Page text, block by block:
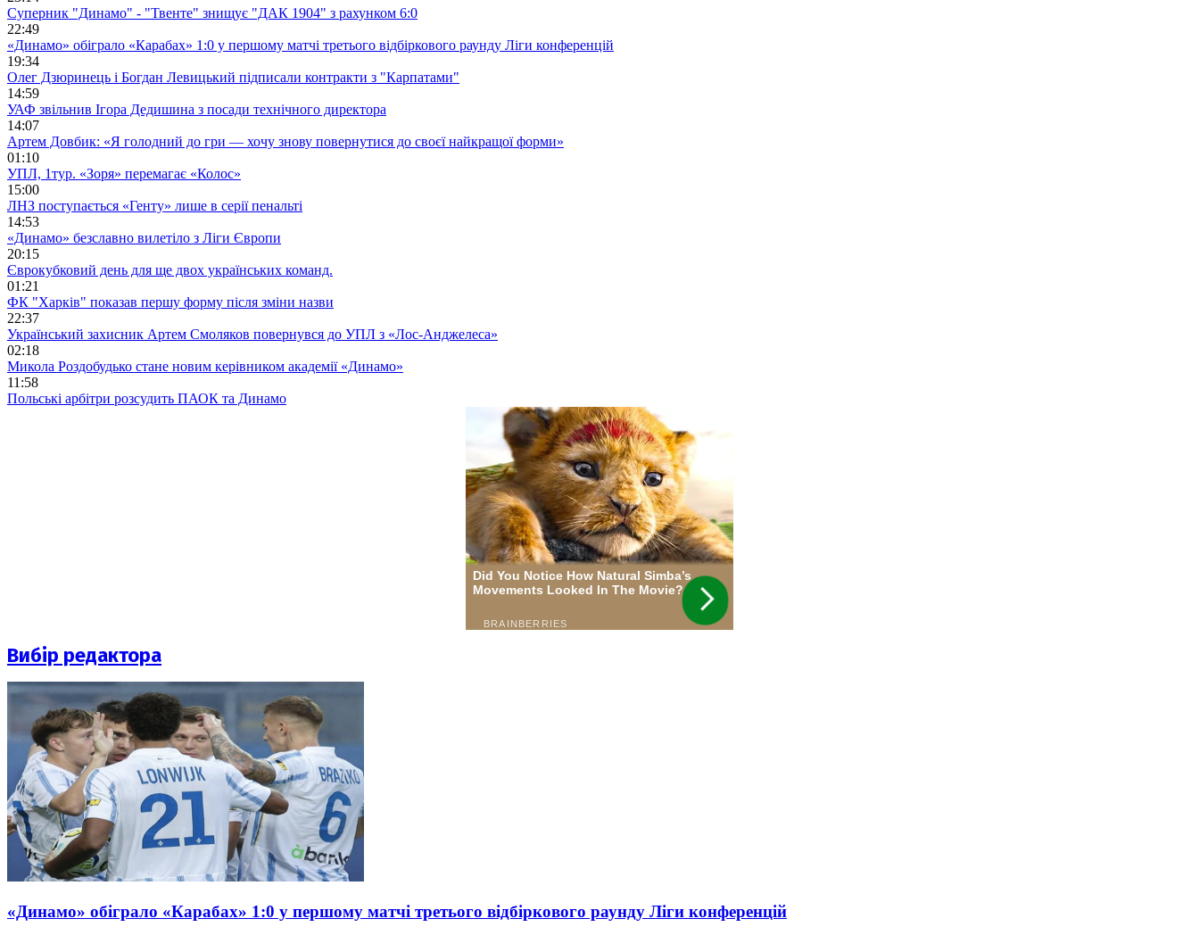
Суперник "Динамо" - "Твенте" знищує "ДАК 1904" з рахунком 6:0
22:49
«Динамо» обіграло «Карабах» 1:0 у першому матчі третього відбіркового раунду Ліги конференцій
19:34
Олег Дзюринець і Богдан Левицький підписали контракти з "Карпатами"
14:59
УАФ звільнив Ігора Дедишина з посади технічного директора
14:07
Артем Довбик: «Я голодний до гри — хочу знову повернутися до своєї найкращої форми»
01:10
УПЛ, 1тур. «Зоря» перемагає «Колос»
15:00
ЛНЗ поступається «Генту» лише в серії пенальті
14:53
«Динамо» безславно вилетіло з Ліги Європи
20:15
Єврокубковий день для ще двох українських команд.
01:21
ФК "Харків" показав першу форму після зміни назви
22:37
Український захисник Артем Смоляков повернувся до УПЛ з «Лос-Анджелеса»
02:18
Микола Роздобудько стане новим керівником академії «Динамо»
11:58
Польські арбітри розсудить ПАОК та Динамо
Вибір редактора
«Динамо» обіграло «Карабах» 1:0 у першому матчі третього відбіркового раунду Ліги конференцій